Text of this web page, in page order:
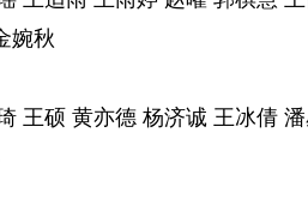
婉秋
王硕 黄亦德 杨济诚 王冰倩